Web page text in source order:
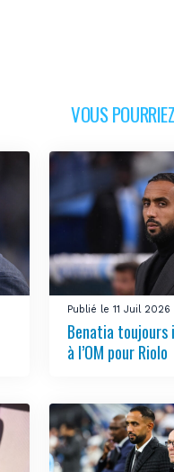
VOUS
Publié le 11 Juil
Benatia toujours
à l’OM pour Riolo